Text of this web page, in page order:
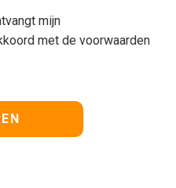
mijn
met de voorwaarden